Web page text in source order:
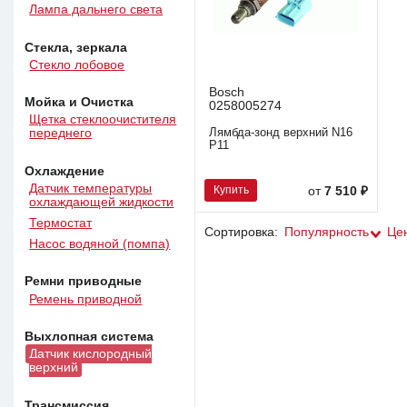
Лампа дальнего света
Стекла, зеркала
Стекло лобовое
Мойка и Очистка
Щетка стеклоочистителя
переднего
Охлаждение
Датчик температуры
охлаждающей жидкости
Термостат
Насос водяной (помпа)
Ремни приводные
Ремень приводной
Выхлопная система
Датчик кислородный
верхний
Bosch
0258005274
Лямбда-зонд верхний N16
P11
Купить от7 510 ₽
Сортировка: Популярность